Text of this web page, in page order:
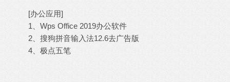
[办公应用]
1、Wps Office 2019办公软件
2、搜狗拼音输入法12.6去广告版
4、极点五笔